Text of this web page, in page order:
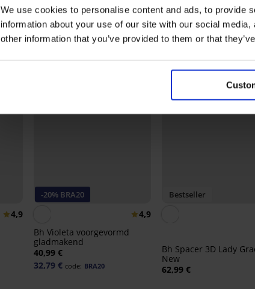
We use cookies to personalise content and ads, to provide
information about your use of our site with our social
other information that you’ve provided to them or that
Misschien
4,9
-20% BRA20
4,9
Bh Violeta voorgevormd
gladmakend
40,99 €
32,79 € code: BRA20
Bestseller
Bh Spacer 3D Lady
New
62,99 €